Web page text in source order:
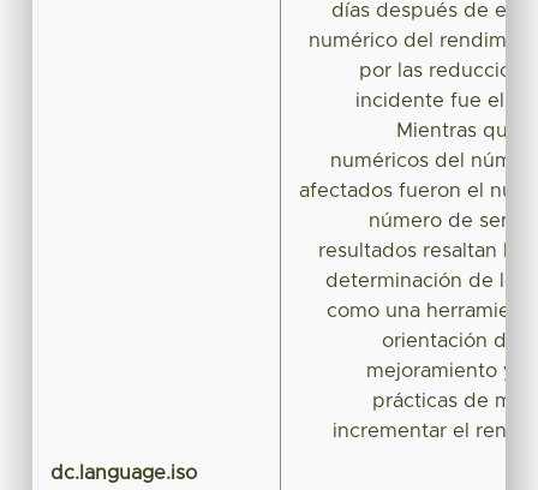
días después de
numérico del
por las
incidente fue el
Mientras que
numéricos del
afectados fueron el
número de
resultados resaltan la
determinación de los
como una
orientación de
mejoramiento y
prácticas de
incrementar el
dc.language.iso